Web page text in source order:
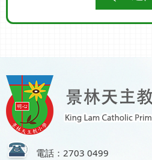
電話：2703 0499